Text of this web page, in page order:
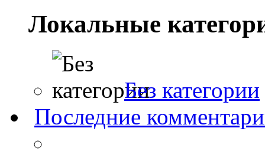
Локальные
Без категории
Последние